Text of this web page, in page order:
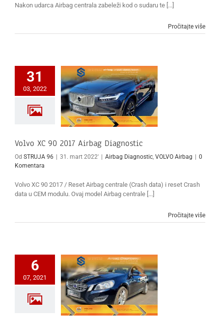
Nakon udarca Airbag centrala zabeleži kod o sudaru te [...]
Pročitajte više
31
03, 2022
Diagnostic
VOLVO
Airbag
Volvo XC 90 2017 Airbag Diagnostic
Od STRUJA 96 31. mart 2022' Airbag Diagnostic, VOLVO Airbag
0
Komentara
Volvo XC 90 2017 / Reset Airbag centrale (Crash data) i reset Crash
data u CEM modulu. Ovaj model Airbag centrale [...]
Pročitajte više
6
07, 2021
Volvo S60 Airbag
Diagnostic
Airbag